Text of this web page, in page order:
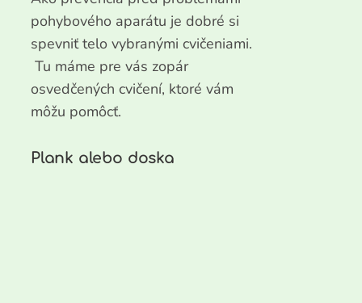
pohybového aparátu je dobré si
spevniť telo vybranými cvičeniami.
Tu máme pre vás zopár
osvedčených cvičení, ktoré vám
môžu pomôcť.
Plank alebo doska